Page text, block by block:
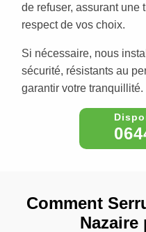
de refuser, assurant une
respect de vos choix.
Si nécessaire, nous
sécurité, résistants au
garantir votre tranquillité.
Comment
Nazaire